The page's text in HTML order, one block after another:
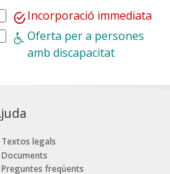
Incorporació immediata
Oferta per a persones
amb discapacitat
Textos legals
Documents
Preguntes freqüents